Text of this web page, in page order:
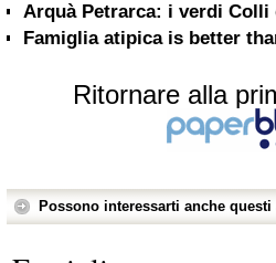
Arquà Petrarca: i verdi Colli
Famiglia atipica is better
Ritornare alla
Possono interessarti anche